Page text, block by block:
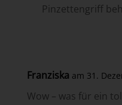
Pinzettengriff
Franziska am 31.
Wow – was für ein